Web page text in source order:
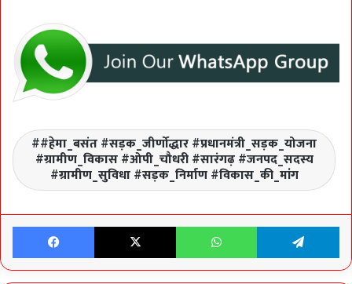
#हेमा_बसंत #सड़क_जीर्णोद्धार #प्रधानमंत्री_सड़क_योजना
#ग्रामीण_विकास #ओपी_चौधरी #सारंगढ़ #जनपद_सदस्य
#ग्रामीण_सुविधा #सड़क_निर्माण #विकास_की_मांग
Facebook X WhatsApp